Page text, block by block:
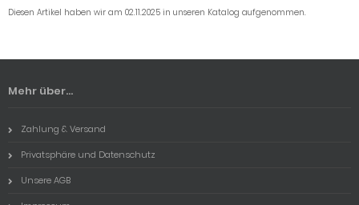
Diesen Artikel haben wir am 02.11.2025 in unseren Katalog aufgenommen.
Mehr über...
Zahlung & Versand
Privatsphäre und Datenschutz
Unsere AGB